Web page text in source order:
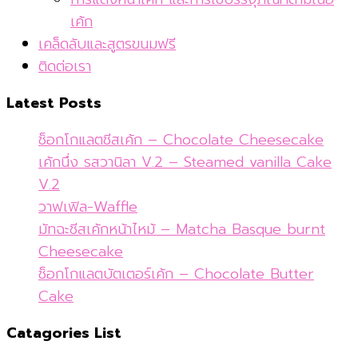
เค้ก
เคล็ดลับและสูตรขนมฟรี
ติดต่อเรา
Latest Posts
ช็อกโกแลตชีสเค้ก – Chocolate Cheesecake
เค้กนึ่ง รสวานิลา V.2 – Steamed vanilla Cake
V.2
วาฟเฟิล-Waffle
มัทฉะชีสเค้กหน้าไหม้ – Matcha Basque burnt
Cheesecake
ช็อกโกแลตบัตเตอร์เค้ก – Chocolate Butter
Cake
Catagories List